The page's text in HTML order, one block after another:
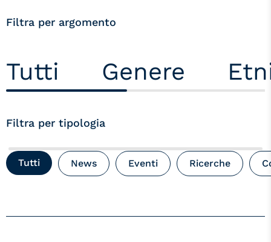
Filtra per argomento
Tutti Genere
Filtra per tipologia
Tutti News Eventi Ricerche